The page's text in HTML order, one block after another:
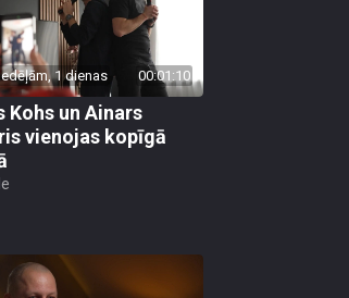
1 dienas 00:01:10
Kohs un Ainars
vienojas kopīgā